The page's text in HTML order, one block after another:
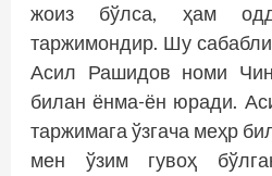
жоиз бўлса, ҳам
таржимондир. Шу
Асил Рашидов номи
билан ёнма-ён юради.
таржимага ўзгача меҳр
мен ўзим гувоҳ